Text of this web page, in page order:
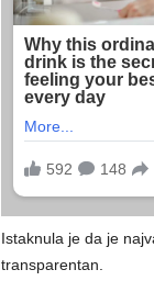
Istaknula je da je
transparentan.